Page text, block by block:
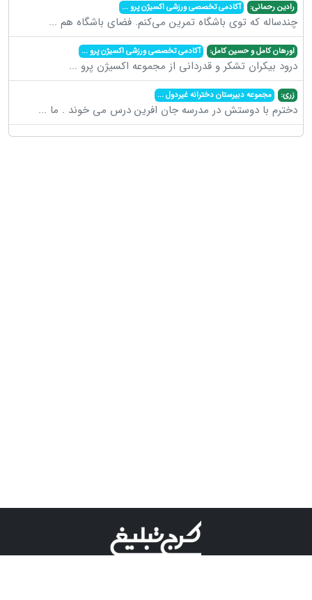
رادین رحمانی: آکادمی تخصصی ورزشی اکسیژن پرو...
چندساله که توی باشگاه تمرین می‌کنم. فضای باشگاه هم ...
اورهان کامل و حسین کامل: آکادمی تخصصی ورزشی اکسیژن پرو...
درود بیکران تشکر و قدردانی از مجموعه اکسیژن پرو ...
زری: مجموعه دبیرستان دخترانه غیردول...
دخترم با دوستش در مدرسه جان افرین درس می خوند . ما ...